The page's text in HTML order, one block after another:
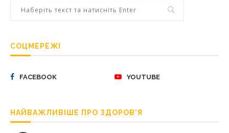
СОЦМЕРЕЖІ
FACEBOOK YOUTUBE
НАЙВАЖЛИВІШЕ ПРО ЗДОРОВ’Я